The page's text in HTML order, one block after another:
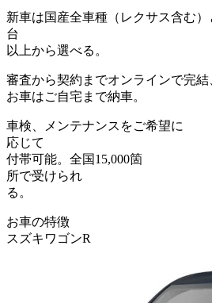
新車は国産全車種（レクサス含む
台
以上から選べる。
審査から契約までオンラインで完結
お車はご自宅まで納車。
車検、メンテナンス をご希望に
応じて
付帯可能。全国15,000箇
所で受けられ
る。
お車の特徴
スズキ ワゴンR